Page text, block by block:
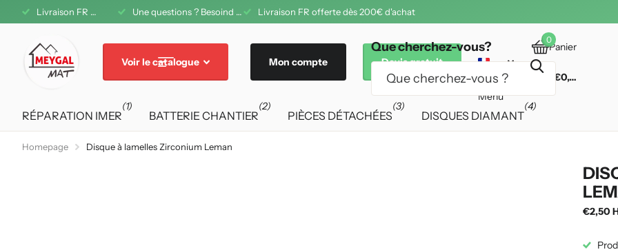
Livraison FR offerte dès 200€ d'achat Une questions ? Besoind d'aide ? A votre service au 04 71 08 42 11
08 42 11 Livraison FR offerte dès 200€ d'achat
Voir le catalogue
Que cherchez-vous?
Mon compte Devis gratuit
Menu
Panier
0
€0,00
RÉPARATION IMER
(1)
BATTERIE CHANTIER
(2)
PIÈCES DÉTACHÉES
(3)
DISQUES DIAMANT
(4)
Homepage Disque à lamelles Zirconium Leman
€2,50